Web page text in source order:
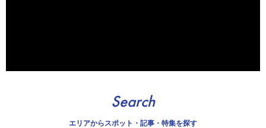
Search
エリアからスポット・記事・特集を探す